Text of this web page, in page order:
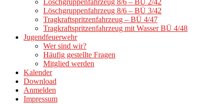
Löschgruppenfahrzeug 8/6 – BÜ 2/42
Löschgruppenfahrzeug 8/6 – BÜ 3/42
Tragkraftspritzenfahrzeug – BÜ 4/47
Tragkraftspritzenfahrzeug mit Wasser BÜ 4/48
Jugendfeuerwehr
Wer sind wir?
Häufig gestellte Fragen
Mitglied werden
Kalender
Download
Anmelden
Impressum